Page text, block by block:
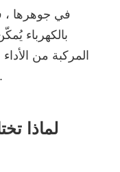
في جوهرها ،
بالكهرباء
المركبة من
يجعلها أداة لا غنى عنها في ترسانتها.
لماذا